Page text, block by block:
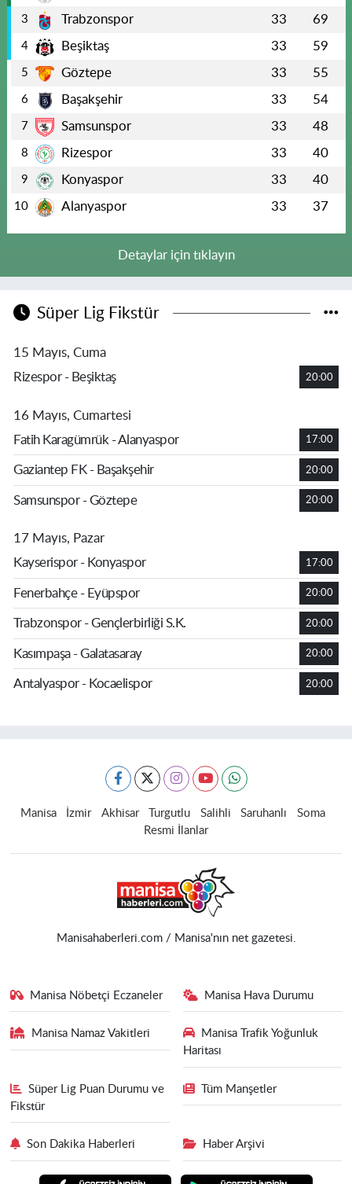
3 Trabzonspor 33 69
4 Beşiktaş 33 59
5 Göztepe 33 55
6 Başakşehir 33 54
7 Samsunspor 33 48
8 Rizespor 33 40
9 Konyaspor 33 40
10 Alanyaspor 33 37
Detaylar için tıklayın
Süper Lig Fikstür
15 Mayıs, Cuma
Rizespor - Beşiktaş
20:00
16 Mayıs, Cumartesi
Fatih Karagümrük - Alanyaspor
17:00
Gaziantep FK - Başakşehir 20:00
Samsunspor - Göztepe 20:00
17 Mayıs, Pazar
Kayserispor - Konyaspor
17:00
Fenerbahçe - Eyüpspor 20:00
Trabzonspor - Gençlerbirliği S.K. 20:00
Kasımpaşa - Galatasaray 20:00
Antalyaspor - Kocaelispor 20:00
Manisa İzmir Akhisar Turgutlu Salihli Saruhanlı
Soma
Resmi İlanlar
Manisahaberleri.com / Manisa'nın net gazetesi.
Manisa Nöbetçi Eczaneler Manisa Hava Durumu
Manisa Namaz Vakitleri
Manisa Trafik Yoğunluk
Haritası
Süper Lig Puan Durumu ve
Fikstür
Tüm Manşetler
Son Dakika Haberleri Haber Arşivi